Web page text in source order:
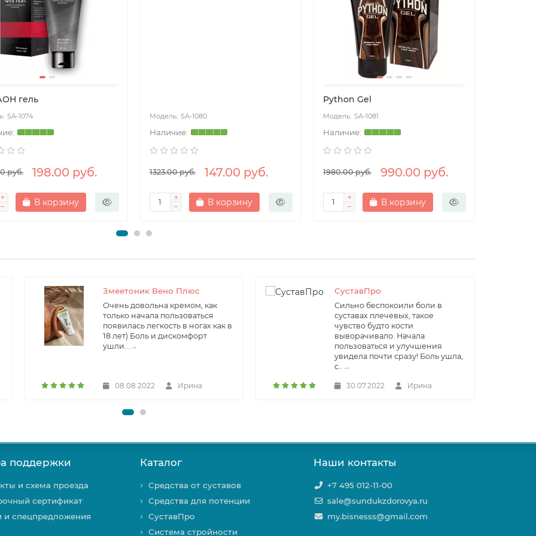
гель
SA-1074
руб. 198.00 руб.
В корзину
SA-1080
1323.00 руб. 147.00 руб.
В корзину
Python Gel
SA-1081
1980.00 руб. 990.00 руб.
В корзину
Змеетоник Вено Плюс
Очень довольна кремом, как
только начала пользоваться
появилась легкость в ногах как в
18 лет) Боль и дискомфорт
ушли...→
08.08.2022 Ирина
СуставПро
Сильно беспокоили боли в
суставах плечевых, такое
чувство будто кости
выворачивало. Начала
пользоваться и улучшения
увидела почти сразу! Боль ушла,
с.. →
30.07.2022 Ирина
поддержки
и схема проезда
сертификат
и спецпредложения
Каталог
Средства от суставов
Средства для потенции
СуставПро
Система стройности
Наши контакты
+7 495 012-11-00
sale@sundukzdorovya.ru
my.bisnesss@gmail.com